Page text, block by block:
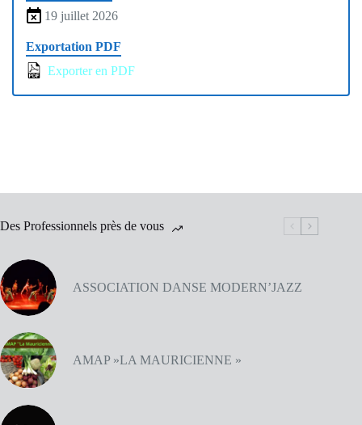
19 juillet 2026
Exportation PDF
Exporter en PDF
Des Professionnels près de vous
ASSOCIATION DANSE MODERN’JAZZ
AMAP »LA MAURICIENNE »